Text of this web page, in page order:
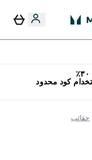
حقائب